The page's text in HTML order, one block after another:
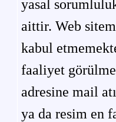
yasal
aittir. Web
kabul
faaliyet
adresine mail
ya da resim en